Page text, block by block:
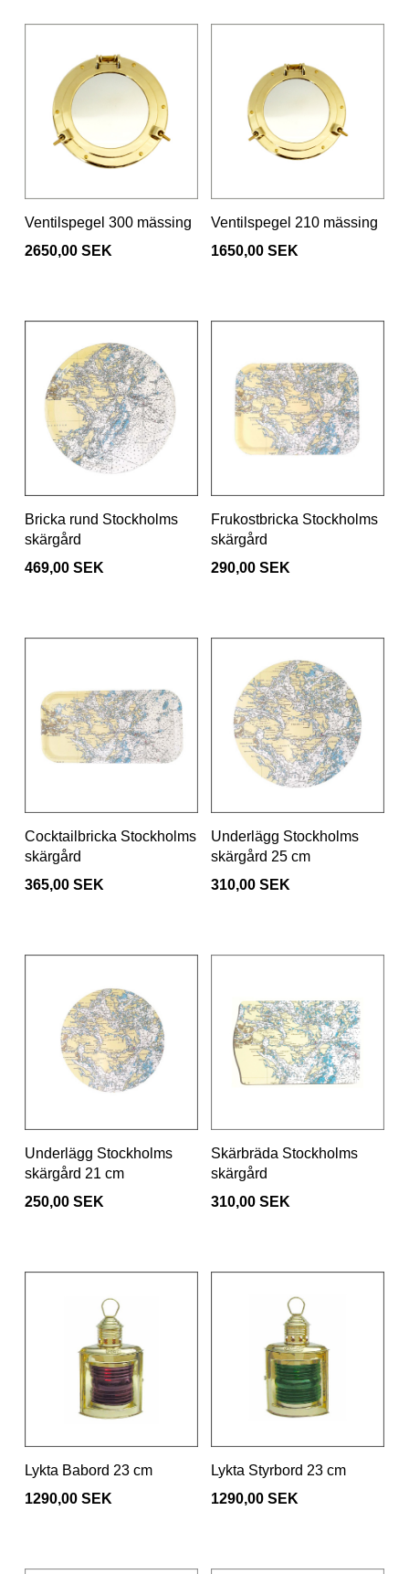
Ventilspegel 300 mässing
2650,00 SEK
Ventilspegel 210 mässing
1650,00 SEK
Bricka rund Stockholms
skärgård
469,00 SEK
Frukostbricka Stockholms
skärgård
290,00 SEK
Cocktailbricka Stockholms
skärgård
365,00 SEK
Underlägg Stockholms
skärgård 25 cm
310,00 SEK
Underlägg Stockholms
skärgård 21 cm
250,00 SEK
Skärbräda Stockholms
skärgård
310,00 SEK
Lykta Babord 23 cm
1290,00 SEK
Lykta Styrbord 23 cm
1290,00 SEK